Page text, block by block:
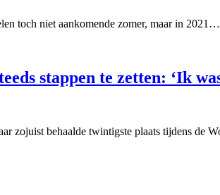
toch niet aankomende zomer, maar in 2021…
stappen te zetten: ‘Ik
zojuist behaalde twintigste plaats tijdens de